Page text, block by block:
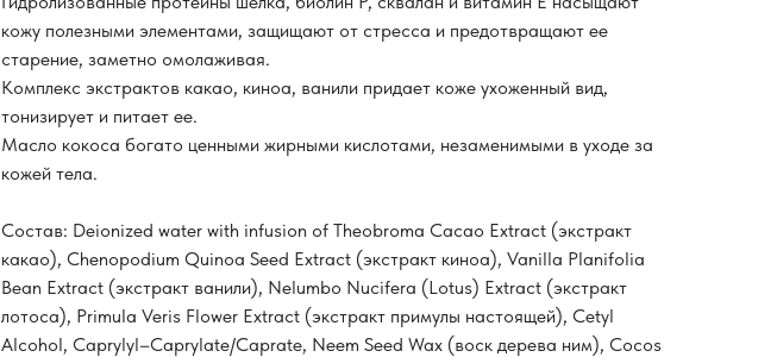
кожу полезными элементами, защищают от стресса и предотвращают ее
старение, заметно омолаживая.
Комплекс экстрактов какао, киноа, ванили придает коже ухоженный вид,
тонизирует и питает ее.
Масло кокоса богато ценными жирными кислотами, незаменимыми в уходе за
кожей тела.
Состав: Deionized water with infusion of Theobroma Cacao Eхtract (экстракт
какао), Chenopodium Quinoa Seed Extract (экстракт киноа), Vanilla Planifolia
Bean Extract (экстракт ванили), Nelumbo Nucifera (Lotus) Extract (экстракт
лотоса), Primula Veris Flower Extract (экстракт примулы настоящей), Cetyl
Alcohol, Caprylyl–Caprylate/Caprate, Neem Seed Wax (воск дерева ним), Cocos